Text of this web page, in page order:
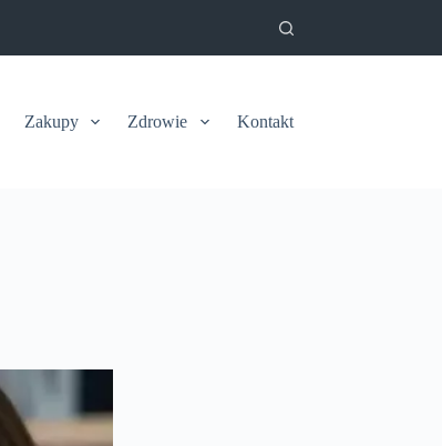
Zakupy Zdrowie Kontakt